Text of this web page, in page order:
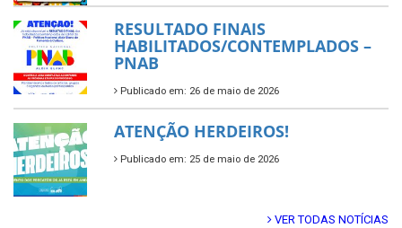
RESULTADO FINAIS
HABILITADOS/CONTEMPLADOS –
PNAB
Publicado em: 26 de maio de 2026
ATENÇÃO HERDEIROS!
Publicado em: 25 de maio de 2026
VER TODAS NOTÍCIAS